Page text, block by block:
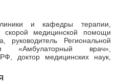
и кафедры терапии,
скорой медицинской помощи
Региональной
«Амбулаторный врач»,
доктор медицинских наук,